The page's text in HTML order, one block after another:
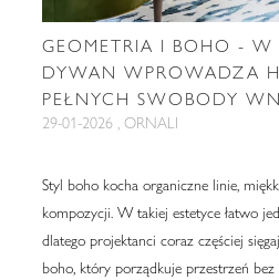
GEOMETRIA I BOHO - W
DYWAN WPROWADZA
PEŁNYCH SWOBODY
29-01-2026 , ORNALI
Styl boho kocha organiczne linie,
kompozycji. W takiej estetyce łatwo
dlatego projektanci coraz częściej
boho, który porządkuje przestrzeń